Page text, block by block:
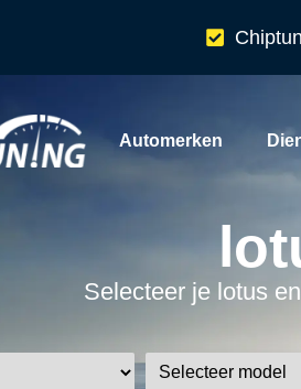
Automerken
Selecteer je lotus